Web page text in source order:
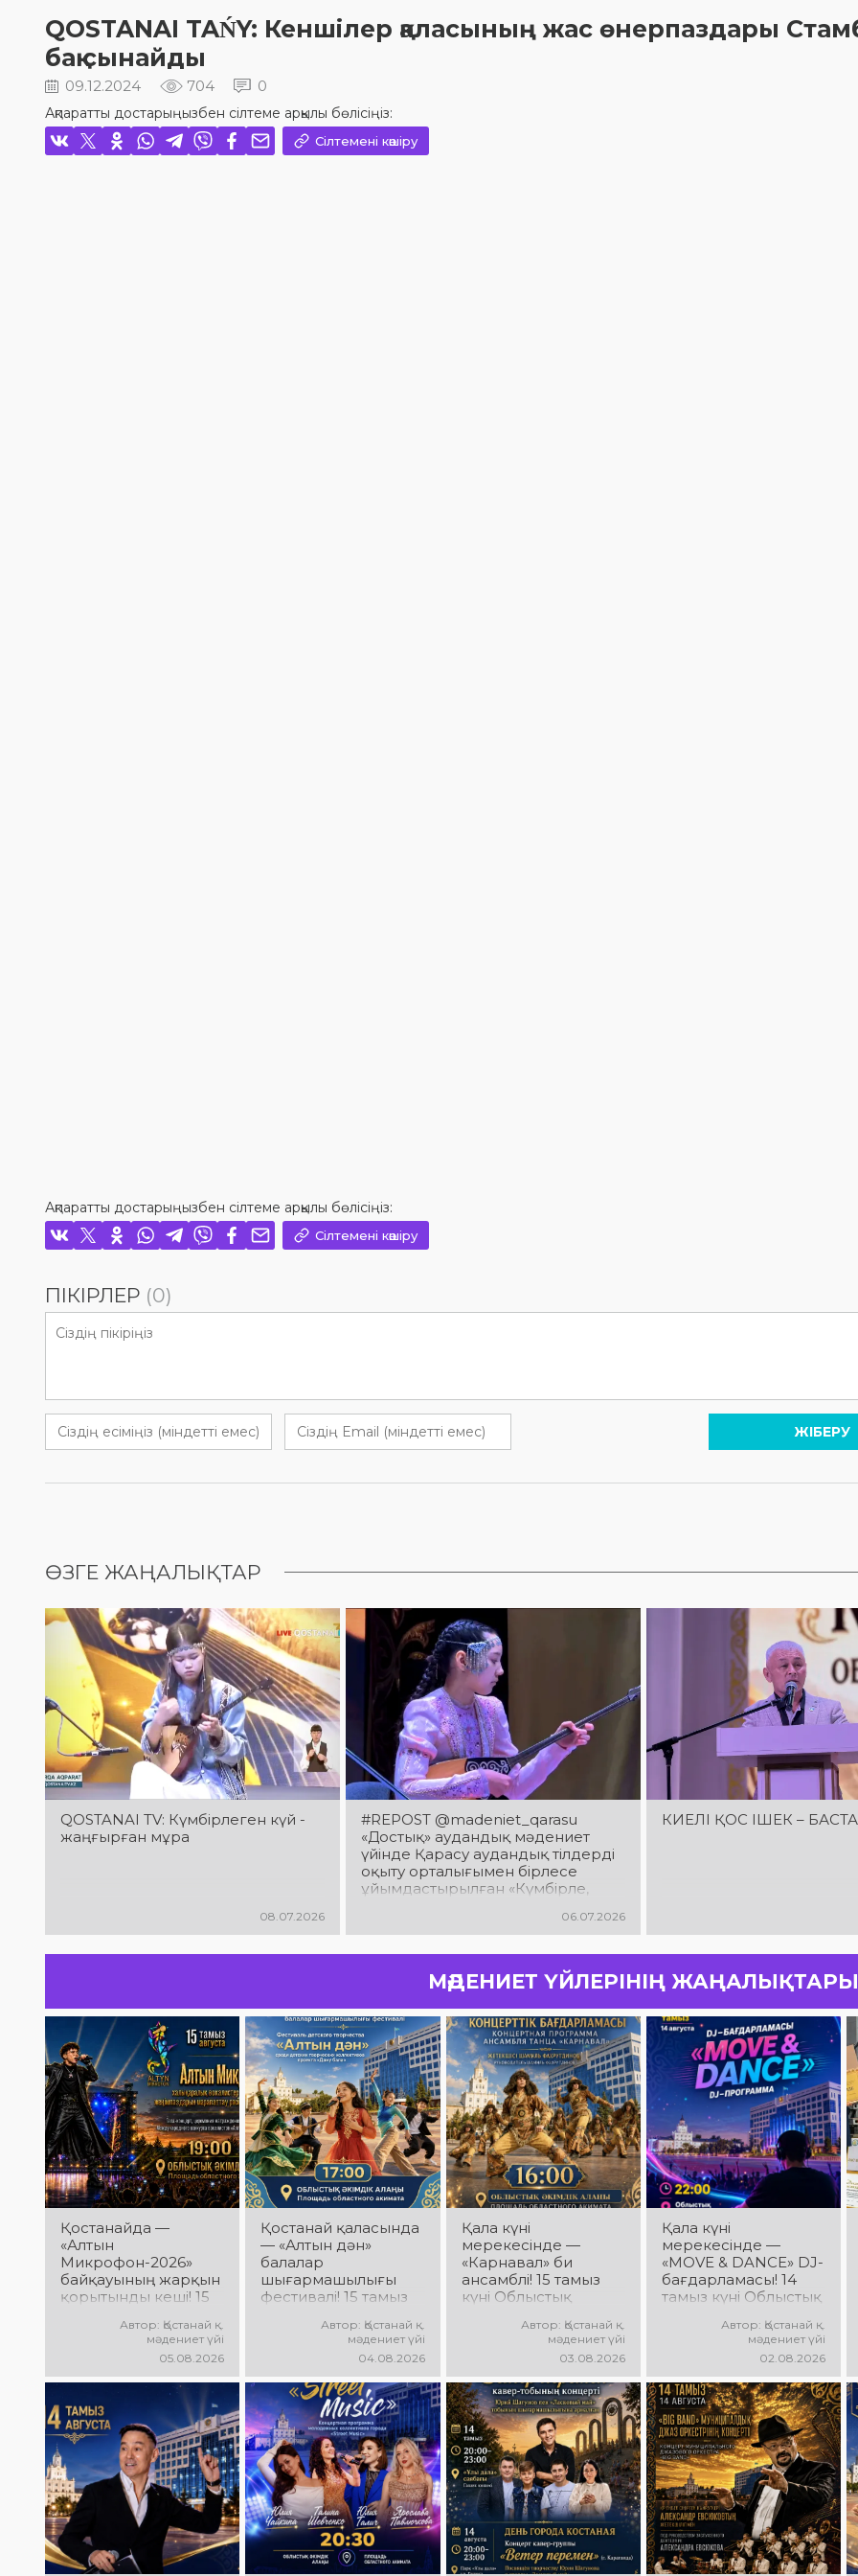
QOSTANAI TAŃY: Кеншілер қаласының жас өнерпаздары
бақ сынайды
09.12.2024 704 0
Ақпаратты достарыңызбен сілтеме арқылы бөлісіңіз:
Сілтемені көшіру
Ақпаратты достарыңызбен сілтеме арқылы бөлісіңіз:
Сілтемені көшіру
ПІКІРЛЕР (0)
ЖІБЕРУ
ӨЗГЕ ЖАҢАЛЫҚТАР
QOSTANAI TV: Күмбірлеген күй -
жаңғырған мұра
08.07.2026
#REPOST @madeniet_qarasu
«Достық» аудандық мәдениет
үйінде Қарасу аудандық тілдерді
оқыту орталығымен бірлесе
ұйымдастырылған «Күмбірле,
домбырашылар байқауы өтті06.07.2026
КИЕЛІ ҚОС ІШЕК –
МӘДЕНИЕТ ҮЙЛЕРІНІҢ ЖАҢАЛЫҚТАРЫ
Қостанайда —
«Алтын
Микрофон-2026»
байқауының жарқын
қорытынды кеші! 15
Халықаралық
вокалистер байқауы
жеңімпаздарын
марапаттау рәсімі
мен гала-концерт
өтеді! Сіздерді үздік
орындаушылардың
әсерлі өнері, жарқын
эмоциялар және
ерекше мерекелік
атмосфера күтеді!
Автор: Қостанай қ.
мәдениет үйі
05.08.2026
Қостанай қаласында
— «Алтын дән»
балалар
шығармашылығы
фестивалі! 15 тамыз
әкімдік алаңында
«Даму бала»
жобасының балалар
шығармашылық
ұжымдары
қатысатын «Алтын
дән» фестивалі өтеді!
Сіздерді жас
таланттардың
жарқын өнері, әсем
әндер, әсерлі билер
мен мерекелік көңіл
күй күтеді!
Автор: Қостанай қ.
мәдениет үйі
04.08.2026
Қала күні
мерекесінде —
«Карнавал» би
ансамблі! 15 тамыз
күні Облыстық
«Карнавал» би
ансамблінің
бағдарламасы өтеді!
Ансамбль жетекшісі
— Шамиль
Фахрутдинов.
Сіздерді әсерлі
хореографиялық
қойылымдар,
жарқын бейнелер,
қуатты ырғақ пен
мерекелік көңіл күй
күтеді!
Автор: Қостанай қ.
мәдениет үйі
03.08.2026
Қала күні
мерекесінде —
«MOVE & DANCE» DJ-
бағдарламасы! 14
тамыз күні Облыстық
мерекелік DJ-
бағдарлама өтеді!
Сіздерді заманауи
музыкалық хиттер,
би ырғағы, қуатты
энергия мен жарқын
эмоциялар күтеді!
Автор: Қостанай қ.
мәдениет үйі
02.08.2026